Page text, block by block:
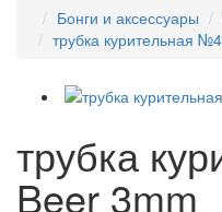
Бонги и аксессуары
трубка курительная
трубка
Beer 3mm